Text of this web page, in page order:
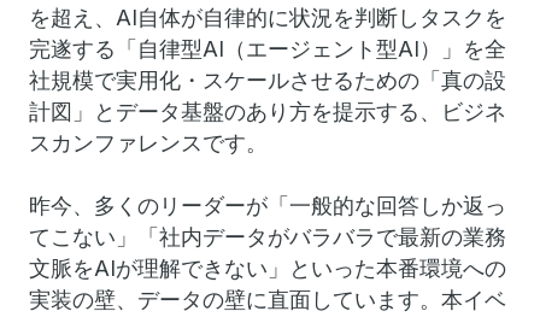
を超え、AI自体が自律的に状況を判断しタスクを
完遂する「自律型AI（エージェント型AI）」を全
社規模で実用化・スケールさせるための「真の設
計図」とデータ基盤のあり方を提示する、ビジネ
スカンファレンスです。
昨今、多くのリーダーが「一般的な回答しか返っ
てこない」「社内データがバラバラで最新の業務
文脈をAIが理解できない」といった本番環境への
実装の壁、データの壁に直面しています。本イベ